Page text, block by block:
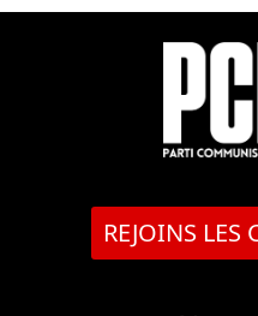
REJOINS